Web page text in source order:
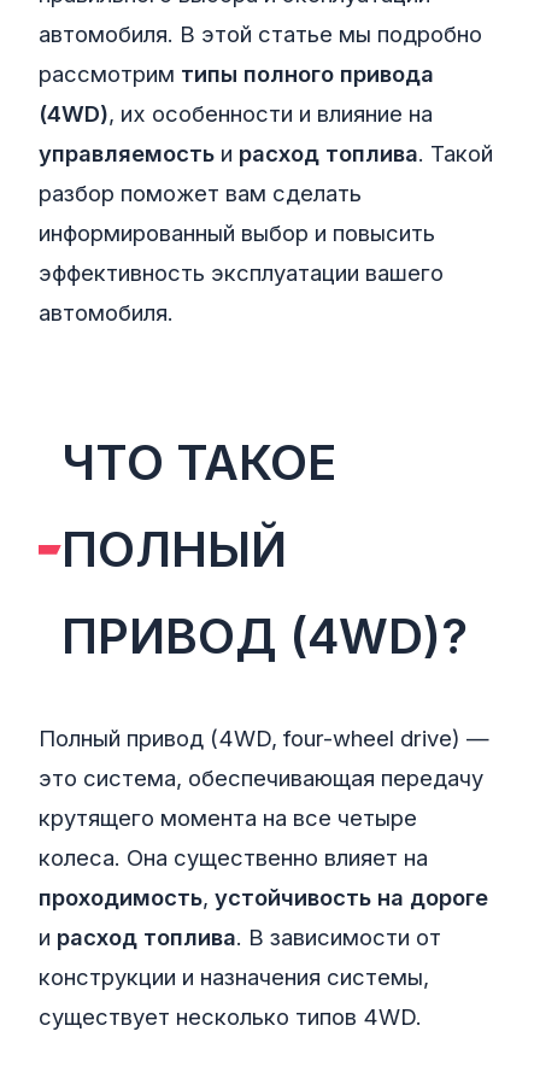
автомобиля. В этой статье мы подробно
рассмотрим типы полного привода
(4WD), их особенности и влияние на
управляемость и расход топлива. Такой
разбор поможет вам сделать
информированный выбор и повысить
эффективность эксплуатации вашего
автомобиля.
ЧТО ТАКОЕ
ПОЛНЫЙ
ПРИВОД (4WD)?
Полный привод (4WD, four-wheel drive) —
это система, обеспечивающая передачу
крутящего момента на все четыре
колеса. Она существенно влияет на
проходимость, устойчивость на дороге
и расход топлива. В зависимости от
конструкции и назначения системы,
существует несколько типов 4WD.